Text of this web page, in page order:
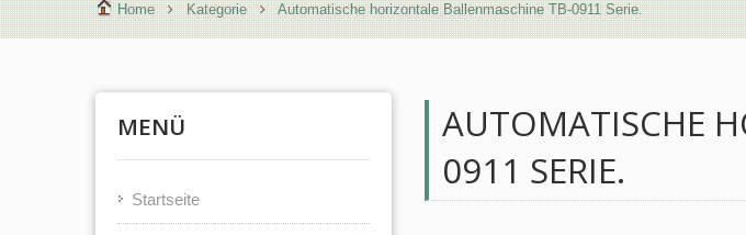
Home Kategorie Automatische horizontale Ballenmaschine TB-0911 Serie.
MENÜ
Startseite
AUTOMATISCHE
0911 SERIE.